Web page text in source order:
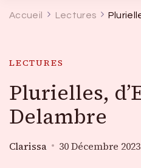
Accueil Lectures
LECTURES
Plurielles,
Delambre
Clarissa 30 Décembre 2023